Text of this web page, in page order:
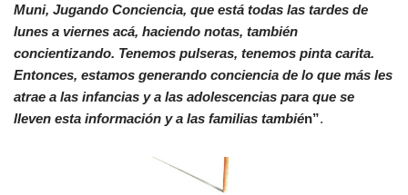
Muni, Jugando Conciencia, que está todas las tardes de
lunes a viernes acá, haciendo notas, también
concientizando. Tenemos pulseras, tenemos pinta carita.
Entonces, estamos generando conciencia de lo que más les
atrae a las infancias y a las adolescencias para que se
lleven esta información y a las familias también”.